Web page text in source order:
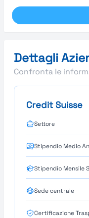
Dettagli
Confronta le
Credit Suisse
Settore
Stipendio Medio
Stipendio Mensile
Sede centrale
Certificazione